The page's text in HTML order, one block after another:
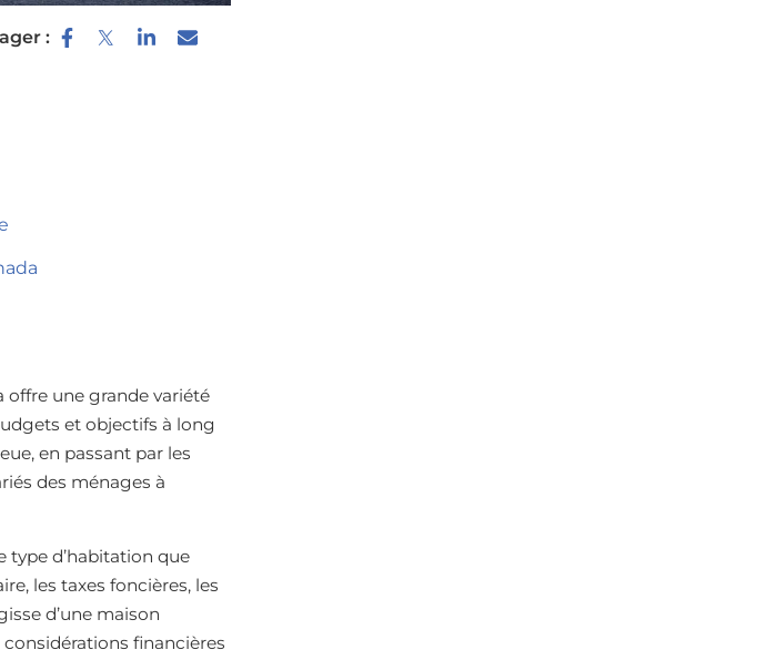
:
offre une grande variété
et objectifs à long
en passant par les
des ménages à
type d’habitation que
les taxes foncières, les
d’une maison
financières